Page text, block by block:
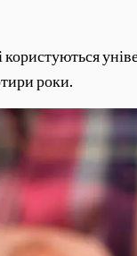
роки.